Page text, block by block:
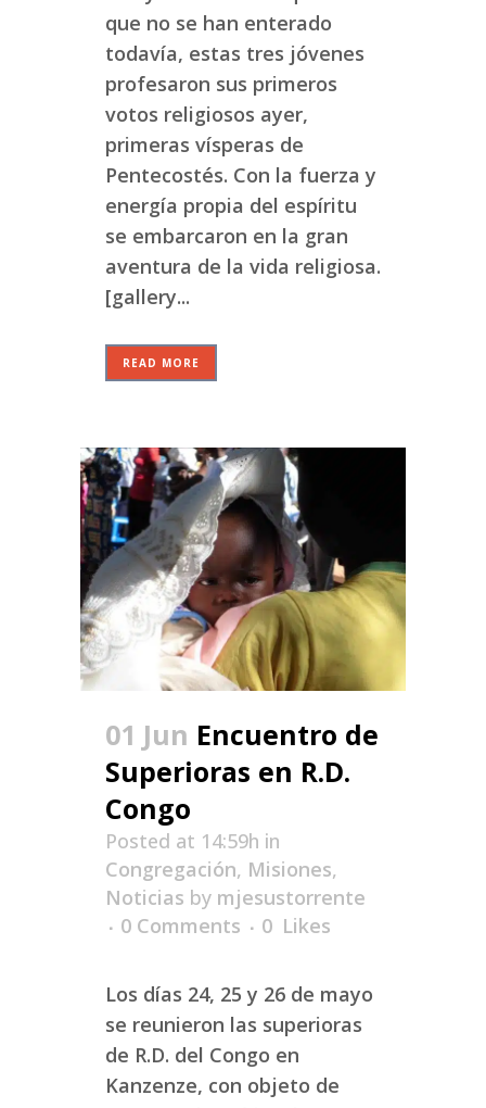
que no se han enterado
todavía, estas tres jóvenes
profesaron sus primeros
votos religiosos ayer,
primeras vísperas de
Pentecostés. Con la fuerza y
energía propia del espíritu
se embarcaron en la gran
aventura de la vida religiosa.
[gallery...
READ MORE
01 Jun Encuentro de
Superioras en R.D.
Congo
Posted at 14:59h in
Congregación, Misiones,
Noticias by mjesustorrente
0 Comments
0 Likes
Los días 24, 25 y 26 de mayo
se reunieron las superioras
de R.D. del Congo en
Kanzenze, con objeto de